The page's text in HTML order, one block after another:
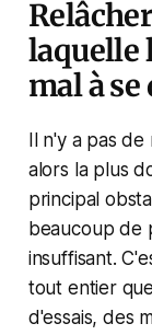
laquelle
mal à
Il n'y a pas
alors la plus
principal
beaucoup de
insuffisant.
tout entier
d'essais, des